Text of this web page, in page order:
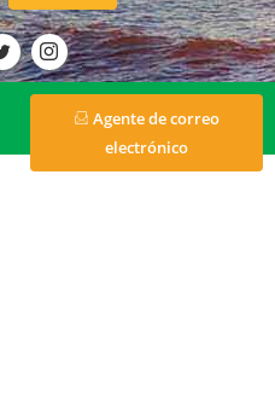
Agente de correo
electrónico